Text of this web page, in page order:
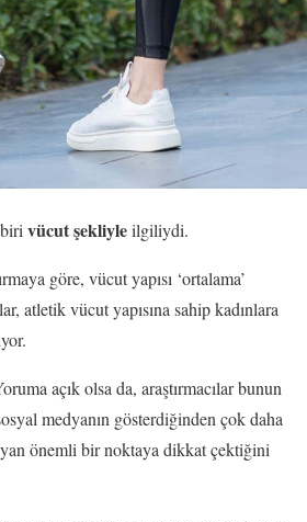
vücut şekliyleilgiliydi.
göre, vücut yapısı ‘ortalama’
atletik vücut yapısına sahip kadınlara
açık olsa da, araştırmacılar bunun
medyanın gösterdiğinden çok daha
önemli bir noktaya dikkat çektiğini